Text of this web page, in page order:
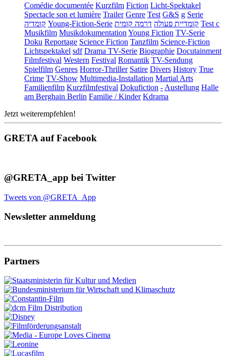
Comédie documentée Kurzfilm Fiction Licht-Spektakel
Spectacle son et lumière Trailer Genre Test G&S g Serie
קומדיה Young-Fiction-Serie קומדיית פעולה דרמה קומית
Test c
Musikfilm Musikdokumentation Young Fiction TV-Serie
Doku Reportage Science Fiction Tanzfilm Science-Fiction
Lichtspektakel sdf Drama TV-Serie Biographie Docutainment
Filmfestival Western Festival Romantik TV-Sendung
Spielfilm Genres Horror-Thriller Satire Divers History True
Crime TV-Show Multimedia-Installation Martial Arts
Familienfilm Kurzfilmfestival Dokufiction - Austellung Halle
am Berghain Berlin Familie / Kinder Kdrama
Jetzt weiterempfehlen!
GRETA auf Facebook
@GRETA_app bei Twitter
Tweets von @GRETA_App
Newsletter anmeldung
Partners